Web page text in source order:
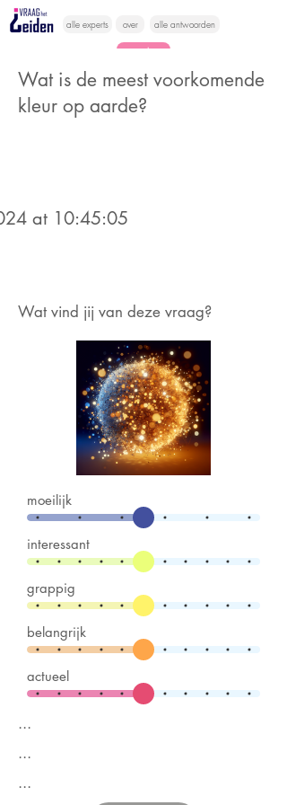
alle experts over alle antwoorden
vragen lessen
Vraag het
Wat is de meest voorkomende
kleur op aarde?
at 10:45:05
Wat vind jij van deze vraag?
moeilijk
interessant
grappig
belangrijk
actueel
...
...
...